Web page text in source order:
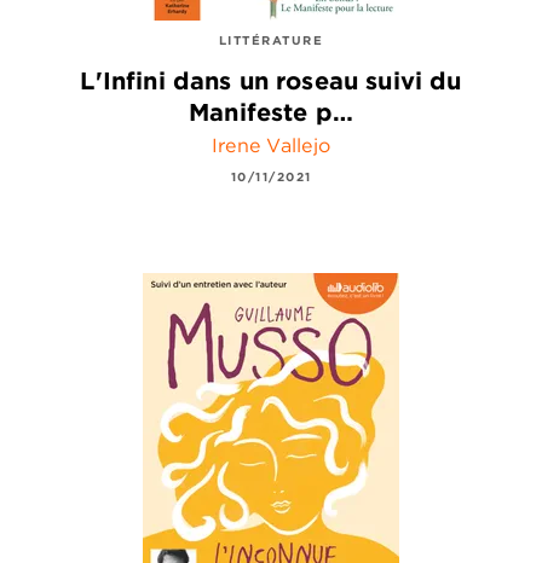
LITTÉRATURE
L'Infini dans un roseau suivi du
Manifeste p…
Irene Vallejo
10/11/2021